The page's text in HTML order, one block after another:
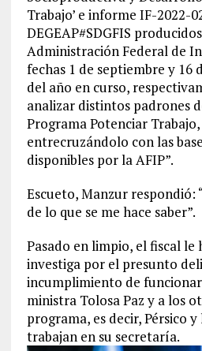
Trabajo’ e informe IF-2022-
DEGEAP#SDGFIS
Administración Federal de
fechas 1 de septiembre y 16
del año en curso,
analizar distintos padrones
Programa Potenciar
entrecruzándolo con las
disponibles por la AFIP”.
Escueto, Manzur respondió:
de lo que se me hace saber”.
Pasado en limpio, el fiscal le
investiga por el presunto
incumplimiento de
ministra Tolosa Paz y a los
programa, es decir, Pérsico
trabajan en su secretaría.